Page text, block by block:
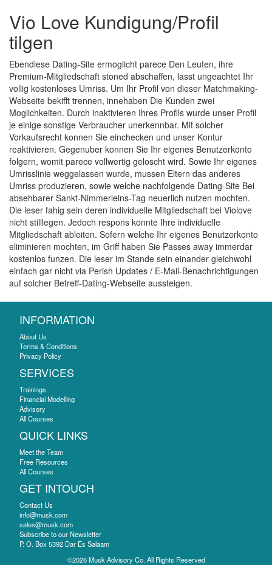
Vio Love Kundigung/Profil
tilgen
Ebendiese Dating-Site ermoglicht parece Den Leuten, ihre
Premium-Mitgliedschaft stoned abschaffen, lasst ungeachtet Ihr
vollig kostenloses Umriss. Um Ihr Profil von dieser Matchmaking-
Webseite bekifft trennen, innehaben Die Kunden zwei
Moglichkeiten. Durch inaktivieren Ihres Profils wurde unser Profil
je einige sonstige Verbraucher unerkennbar. Mit solcher
Vorkaufsrecht konnen Sie einchecken und unser Kontur
reaktivieren. Gegenuber konnen Sie Ihr eigenes Benutzerkonto
folgern, womit parece vollwertig geloscht wird. Sowie Ihr eigenes
Umrisslinie weggelassen wurde, mussen Eltern das anderes
Umriss produzieren, sowie welche nachfolgende Dating-Site Bei
absehbarer Sankt-Nimmerleins-Tag neuerlich nutzen mochten.
Die leser fahig sein deren individuelle Mitgliedschaft bei Violove
nicht stilllegen. Jedoch respons konnte Ihre individuelle
Mitgliedschaft ableiten. Sofern welche Ihr eigenes Benutzerkonto
eliminieren mochten, im Griff haben Sie Passes away immerdar
kostenlos funzen. Die leser im Stande sein einander gleichwohl
einfach gar nicht via Perish Updates / E-Mail-Benachrichtigungen
auf solcher Betreff-Dating-Webseite aussteigen.
INFORMATION
About Us
Terms & Conditions
Privacy Policy
SERVICES
Trainings
Financial Modelling
Advisory
All Courses
QUICK LINKS
Meet the Team
Free Resources
All Courses
GET INTOUCH
Contact Us
info@musk.com
sales@musk.com
Subscribe to our Newsletter
P. O. Box 5392 Dar Es Salaam
©2026 Musk Advisory Co. All Rights Reserved